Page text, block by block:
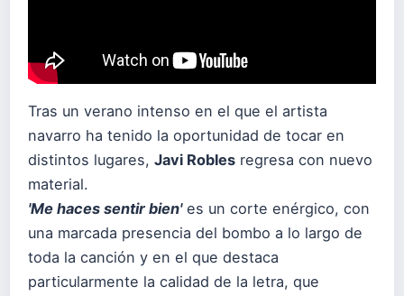
Tras un verano intenso en el que el artista
navarro ha tenido la oportunidad de tocar en
distintos lugares, Javi Robles regresa con nuevo
material.
'Me haces sentir bien'es un corte enérgico, con
una marcada presencia del bombo a lo largo de
toda la canción y en el que destaca
particularmente la calidad de la letra, que